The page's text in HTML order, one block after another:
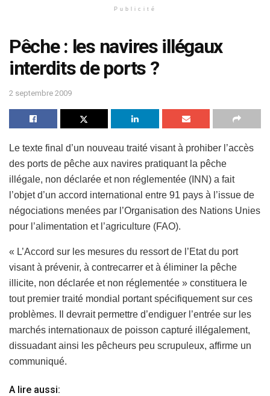
Publicité
Pêche : les navires illégaux
interdits de ports ?
2 septembre 2009
Le texte final d’un nouveau traité visant à prohiber l’accès
des ports de pêche aux navires pratiquant la pêche
illégale, non déclarée et non réglementée (INN) a fait
l’objet d’un accord international entre 91 pays à l’issue de
négociations menées par l’Organisation des Nations Unies
pour l’alimentation et l’agriculture (FAO).
« L’Accord sur les mesures du ressort de l’Etat du port
visant à prévenir, à contrecarrer et à éliminer la pêche
illicite, non déclarée et non réglementée » constituera le
tout premier traité mondial portant spécifiquement sur ces
problèmes. Il devrait permettre d’endiguer l’entrée sur les
marchés internationaux de poisson capturé illégalement,
dissuadant ainsi les pêcheurs peu scrupuleux, affirme un
communiqué.
A lire aussi: